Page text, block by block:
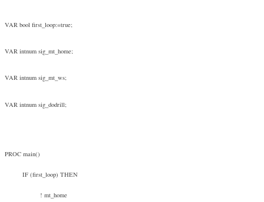
VAR bool first_loop:=true;
VAR intnum sig_mt_home;
VAR intnum sig_mt_ws;
VAR intnum sig_dodrill;
PROC main()
IF (first_loop) THEN
! mt_home